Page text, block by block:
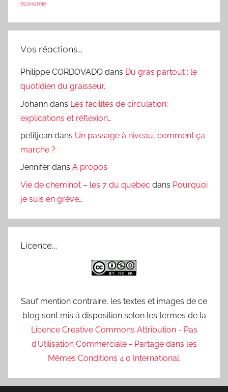
économie
Vos réactions…
Philippe CORDOVADO dans Du gras partout : le
quotidien du graisseur.
Johann dans Les facilités de circulation:
explications et réflexion…
petitjean dans Un passage à niveau, comment ça
marche ?
Jennifer dans A propos
Vie de cheminot – les 7 du quebec dans Pourquoi
je suis en grève…
Licence…
Sauf mention contraire, les textes et images de ce
blog sont mis à disposition selon les termes de la
Licence Creative Commons Attribution - Pas
d’Utilisation Commerciale - Partage dans les
Mêmes Conditions 4.0 International.